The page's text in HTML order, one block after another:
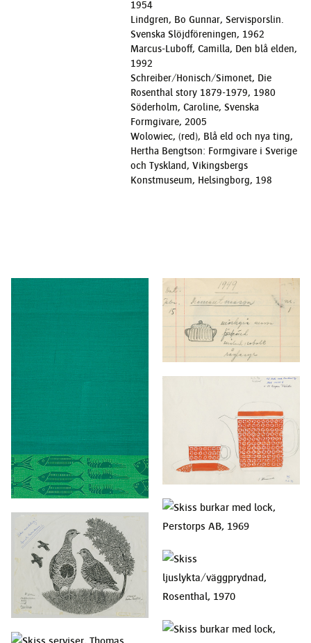
1954
Lindgren, Bo Gunnar, Servisporslin.
Svenska Slöjdföreningen, 1962
Marcus-Luboff, Camilla, Den blå elden,
1992
Schreiber/Honisch/Simonet, Die
Rosenthal story 1879-1979, 1980
Söderholm, Caroline, Svenska
Formgivare, 2005
Wolowiec, (red), Blå eld och nya ting,
Hertha Bengtson: Formgivare i Sverige
och Tyskland, Vikingsbergs
Konstmuseum, Helsingborg, 198